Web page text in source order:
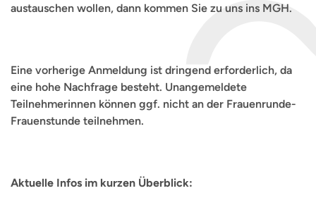
austauschen wollen, dann kommen Sie zu uns ins MGH.
Eine vorherige Anmeldung ist dringend erforderlich, da
eine hohe Nachfrage besteht. Unangemeldete
Teilnehmerinnen können ggf. nicht an der Frauenrunde-
Frauenstunde teilnehmen.
Aktuelle Infos im kurzen Überblick: